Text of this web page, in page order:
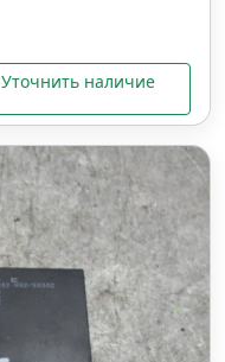
Уточнить наличие